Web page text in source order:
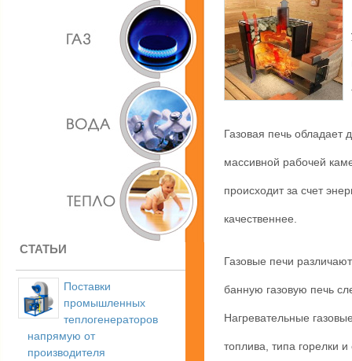
СТАТЬИ
Поставки
промышленных
теплогенераторов
напрямую от
производителя
Газовая печь обладает
массивной рабочей
происходит за счет
качественнее.
Газовые печи
банную газовую печь
Нагревательные
топлива, типа горелки